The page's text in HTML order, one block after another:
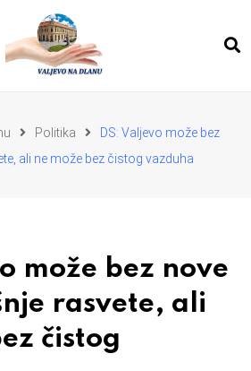
Politika
DS: Valjevo može bez
ali ne može bez čistog vazduha
može bez nove
rasvete, ali
čistog